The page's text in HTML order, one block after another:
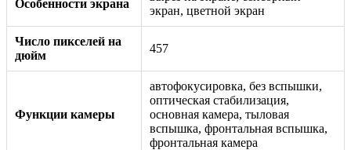
Особенности экрана
экран, цветной экран
Число пикселей на
дюйм
457
Функции камеры
автофокусировка, без вспышки,
оптическая стабилизация,
основная камера, тыловая
вспышка, фронтальная вспышка,
фронтальная камера